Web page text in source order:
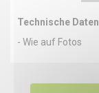
Technische Daten
- Wie auf Fotos